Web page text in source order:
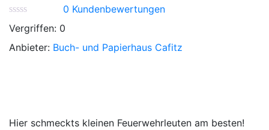
0 Kundenbewertungen
Vergriffen: 0
Anbieter: Buch- und Papierhaus Cafitz
Hier schmeckts kleinen Feuerwehrleuten am besten!